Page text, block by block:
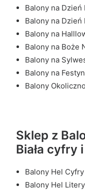
Balony na Dzień
Balony na Dzień
Balony na
Balony na Boże
Balony na
Balony na
Balony
Sklep z
Biała cyfry
Balony Hel Cyfry
Balony Hel Litery